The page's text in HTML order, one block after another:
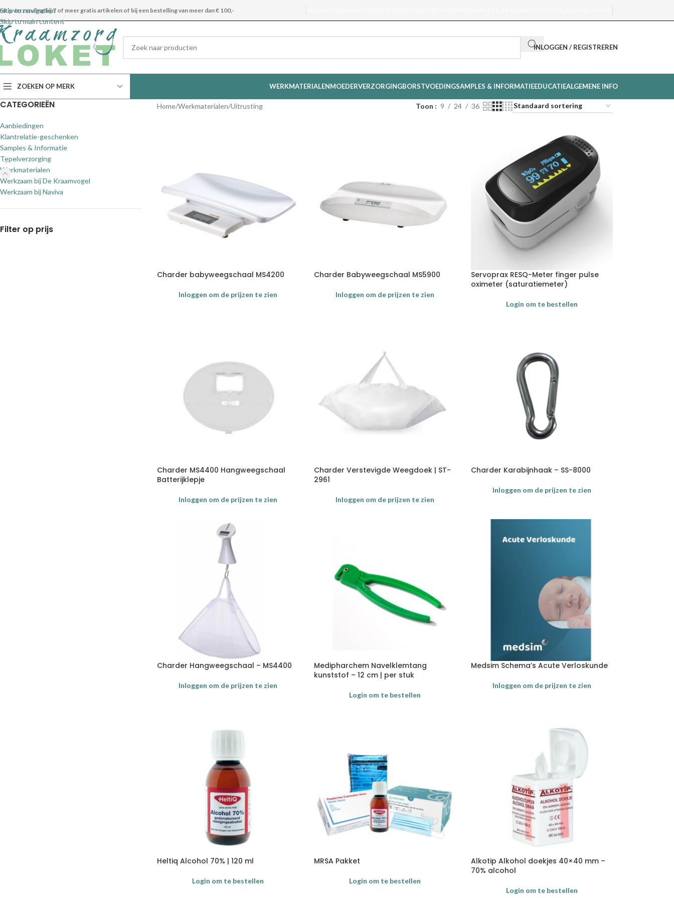
Skip to navigation
Skip to main content
verzending bij 7 of meer gratis artikelen of bij een bestelling van meer dan € 100,-
INLOGGEN / REGISTREREN
ZOEKEN OP MERK WERKMATERIALENMOEDERVERZORGINGBORSTVOEDINGSAMPLES & INFORMATIEEDUCATIEALGEMENE INFO
CATEGORIEËN
Aanbiedingen
Klantrelatie-geschenken
Samples & Informatie
Tepelverzorging
Werkmaterialen
Werkzaam bij De Kraamvogel
Werkzaam bij Naviva
Filter op prijs
Home Werkmaterialen Uitrusting Toon 9 24 36
Charder babyweegschaal MS4200
Inloggen om de prijzen te zien
Charder Babyweegschaal MS5900
Inloggen om de prijzen te zien
Servoprax RESQ-Meter finger pulse
oximeter (saturatiemeter)
Login om te bestellen
Charder MS4400 Hangweegschaal
Batterijklepje
Inloggen om de prijzen te zien
Charder Verstevigde Weegdoek | ST-
2961
Inloggen om de prijzen te zien
Charder Karabijnhaak – SS-8000
Inloggen om de prijzen te zien
Charder Hangweegschaal – MS4400
Inloggen om de prijzen te zien
Medipharchem Navelklemtang
kunststof – 12 cm | per stuk
Login om te bestellen
Medsim Schema’s Acute Verloskunde
Inloggen om de prijzen te zien
Heltiq Alcohol 70% | 120 ml
Login om te bestellen
MRSA Pakket
Login om te bestellen
Alkotip Alkohol doekjes 40×40 mm –
70% alcohol
Login om te bestellen